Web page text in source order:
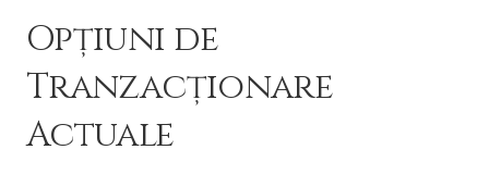
Opțiuni de
Tranzacționare
Actuale